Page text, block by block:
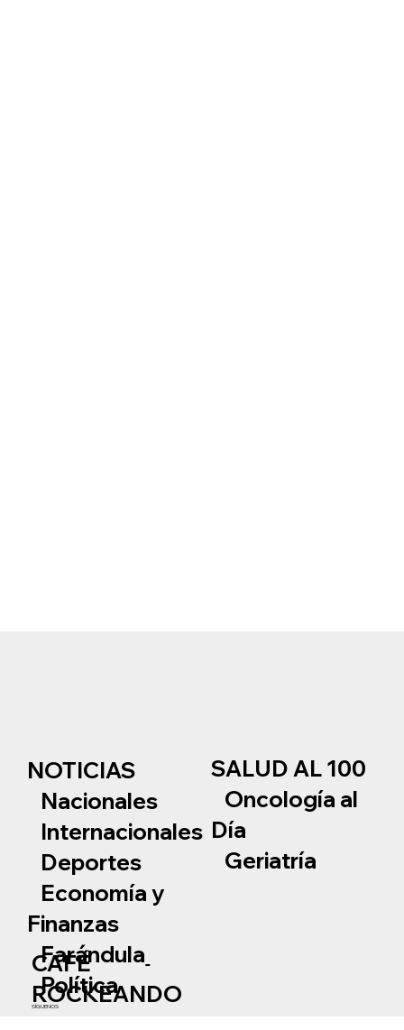
NOTICIAS
Nacionales
Internacionales
Deportes
Economía y
Finanzas
Farándula
Política
SALUD AL 100
Oncología al
Día
Geriatría
SÍGUENOS
CAFÉ
ROCKEANDO